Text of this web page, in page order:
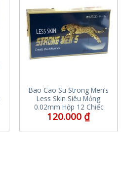
Bao Cao Su Strong Men’s
Less Skin Siêu Mỏng
0.02mm Hộp 12 Chiếc
120.000 ₫